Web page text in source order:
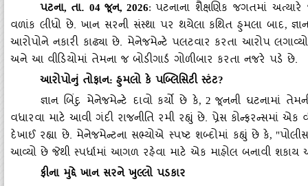
પટના, તા.04જૂન, 2026:પટનાના શૈક્ષણિક જગતમાં
વળાંક લીધો છે. ખાન સરની સંસ્થા પર થયેલા કથિત હુમલા બાદ,
આરોપોને નકારી કાઢ્યા છે. મેનેજમેન્ટે પલટવાર કરતા આરોપ
અને આ વીડિયોમાં તેમના જ બોડીગાર્ડ ગોળીબાર કરતા નજરે પડે છે.
આરોપોનું તોફાન: હુમલો કે પબ્લિસિટી સ્ટંટ?
જ્ઞાન બિંદુ મેનેજમેન્ટે દાવો કર્યો છે કે, 2જૂનની ઘટનામાં
વધારવા માટે આવી ગંદી રાજનીતિ રમી રહ્યું છે. પ્રેસ કોન્ફરન્સમાં
દેખાઈ રહ્યા છે. મેનેજમેન્ટના સભ્યોએ સ્પષ્ટ શબ્દોમાં કહ્યું છે કે, "
આવ્યો છે જેથી સ્પર્ધામાં આગળ રહેવા માટે એક માહોલ બનાવી શકાય
ફીના મુદ્દે ખાન સરને ખુલ્લો પડકાર